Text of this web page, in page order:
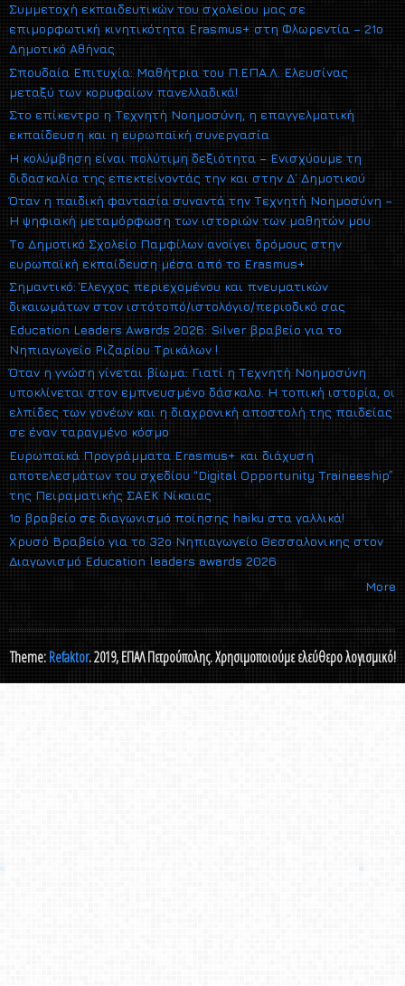
Συμμετοχή εκπαιδευτικών του σχολείου μας σε
επιμορφωτική κινητικότητα Erasmus+ στη Φλωρεντία – 21ο
Δημοτικό Αθήνας
Σπουδαία Επιτυχία: Μαθήτρια του Π.ΕΠΑ.Λ. Ελευσίνας
μεταξύ των κορυφαίων πανελλαδικά!
Στο επίκεντρο η Τεχνητή Νοημοσύνη, η επαγγελματική
εκπαίδευση και η ευρωπαϊκή συνεργασία
Η κολύμβηση είναι πολύτιμη δεξιότητα – Ενισχύουμε τη
διδασκαλία της επεκτείνοντάς την και στην Δ΄ Δημοτικού
Όταν η παιδική φαντασία συναντά την Τεχνητή Νοημοσύνη –
Η ψηφιακή μεταμόρφωση των ιστοριών των μαθητών μου
Το Δημοτικό Σχολείο Παμφίλων ανοίγει δρόμους στην
ευρωπαϊκή εκπαίδευση μέσα από το Erasmus+
Σημαντικό: Έλεγχος περιεχομένου και πνευματικών
δικαιωμάτων στον ιστότοπό/ιστολόγιο/περιοδικό σας
Education Leaders Awards 2026: Silver βραβείο για το
Νηπιαγωγείο Ριζαρίου Τρικάλων !
Όταν η γνώση γίνεται βίωμα: Γιατί η Τεχνητή Νοημοσύνη
υποκλίνεται στον εμπνευσμένο δάσκαλο. Η τοπική ιστορία, οι
ελπίδες των γονέων και η διαχρονική αποστολή της παιδείας
σε έναν ταραγμένο κόσμο
Ευρωπαϊκά Προγράμματα Erasmus+ και διάχυση
αποτελεσμάτων του σχεδίου “Digital Opportunity Traineeship”
της Πειραματικής ΣΑΕΚ Νίκαιας
1ο βραβείο σε διαγωνισμό ποίησης haiku στα γαλλικά!
Xρυσό Βραβείο για το 32ο Νηπιαγωγείο Θεσσαλονικης στον
Διαγωνισμό Εducation leaders awards 2026
More
Theme:Refaktor. 2019, ΕΠΑΛ Πετρούπολης. Χρησιμοποιούμε ελεύθερο λογισμικό!